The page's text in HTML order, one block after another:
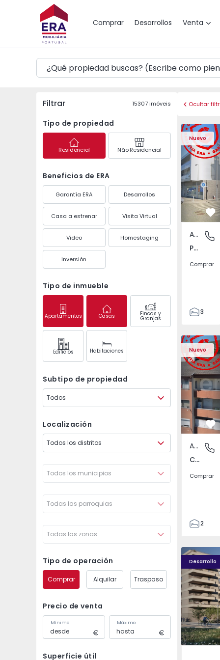
Comprar Desarrollos Venta
Mapa
Filtrar 15307imóveis
Tipo de propiedad
Residencial Não Residencial
Beneficios de ERA
Garantía ERA Desarrollos
Casa a estrenar Visita Virtual
Video Homestaging
Inversión
Tipo de inmueble
Apartamentos Casas Fincas y
Granjas
Edifícios Habitaciones
Subtipo de propiedad
Todos
Localización
Todos los distritos
Todos los municipios
Todas las parroquias
Todas las zonas
Tipo de operación
Comprar Alquilar Traspaso
Precio de venta
Mínimo Máximo
Superficie útil
Ocultar
Nuevo
Póvoa
Apartamento
Póvoa de Varzim, Beiriz e Argivai, Porto
Comprar
3
138
153
2
Nuevo
Apartamento T2
Covilhã
Apartamento
Covilhã e Canhoso, Castelo Branco
Comprar
2
85
85
0
4
Desarrollo
PLENO